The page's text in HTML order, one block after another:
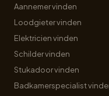
Aannemer vinden
Loodgieter vinden
Elektricien vinden
Schilder vinden
Stukadoor vinden
Badkamerspecialist